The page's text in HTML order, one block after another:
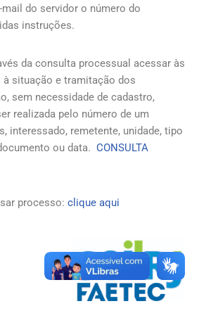
do servidor o número do
instruções.
da consulta processual acessar às
situação e tramitação dos
sem necessidade de cadastro,
realizada pelo número de um
interessado, remetente, unidade, tipo
ou data. CONSULTA
processo: clique aqui